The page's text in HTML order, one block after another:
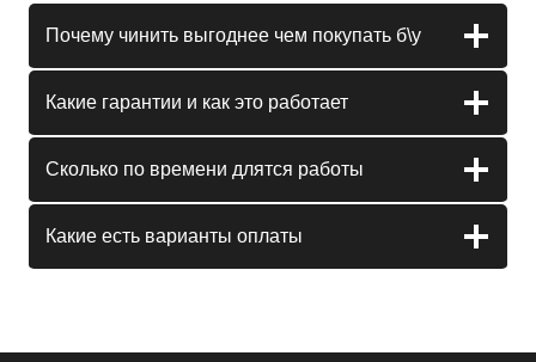
Почему чинить выгоднее чем покупать б\у
Какие гарантии и как это работает
Сколько по времени длятся работы
Какие есть варианты оплаты